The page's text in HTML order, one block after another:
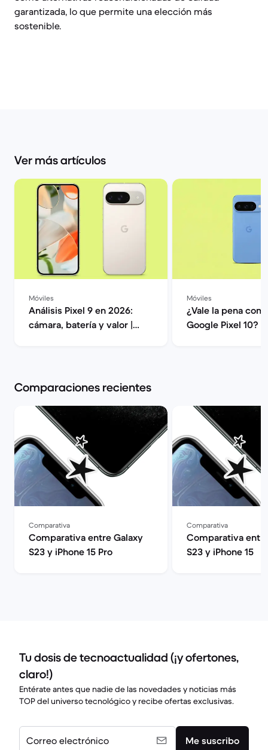
garantizada, lo que permite una elección más
sostenible.
Ver más artículos
Móviles
Análisis Pixel 9 en 2026:
cámara, batería y valor |
Móviles
¿Vale la pena
Google Pixel 10? | Back
Comparaciones recientes
Comparativa
Comparativa entre Galaxy
S23 y iPhone 15 Pro
Comparativa
Comparativa
S23 y iPhone 15
Tu dosis de tecnoactualidad (¡y ofertones,
claro!)
Entérate antes que nadie de las novedades y noticias más
TOP del universo tecnológico y recibe ofertas exclusivas.
Correo electrónico Me suscribo